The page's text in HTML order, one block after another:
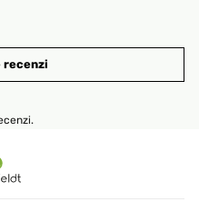
recenzi